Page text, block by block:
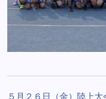
５月２６日（金）陸上